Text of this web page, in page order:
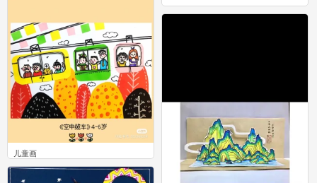
儿童画
9